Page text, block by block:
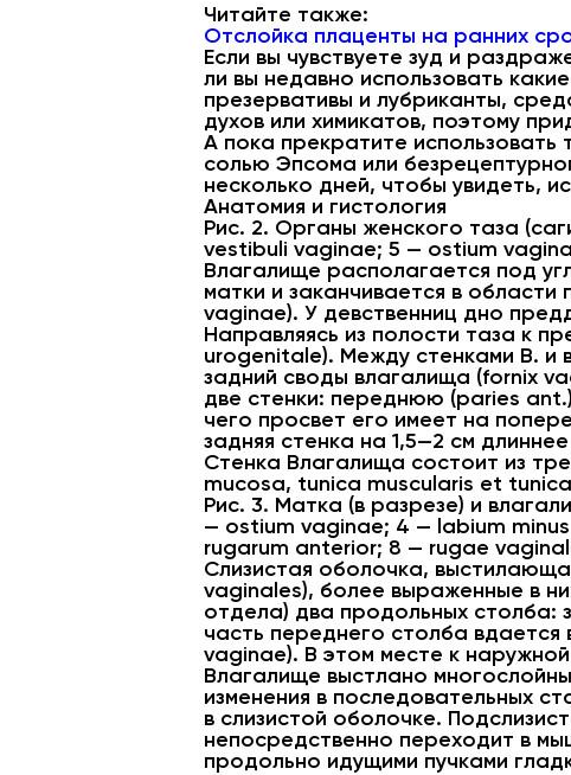
Читайте также:
Отслойка плаценты на ранних
Если вы чувствуете зуд и
ли вы недавно использовать
презервативы и лубриканты,
духов или химикатов, поэтому
А пока прекратите
солью Эпсома или
несколько дней, чтобы увидеть,
Анатомия и гистология
Рис. 2. Органы женского таза
vestibuli vaginae; 5 — ostium
Влагалище располагается под
матки и заканчивается в
vaginae). У девственниц дно
Направляясь из полости таза к
urogenitale). Между стенками В. и
задний своды влагалища (fornix
две стенки: переднюю (paries
чего просвет его имеет на
задняя стенка на 1,5—2 см
Стенка Влагалища состоит из
mucosa, tunica muscularis et
Рис. 3. Матка (в разрезе) и
— ostium vaginae; 4 — labium
rugarum anterior; 8 — rugae
Слизистая оболочка,
vaginales), более выраженные в
отдела) два продольных столба:
часть переднего столба вдается
vaginae). В этом месте к
Влагалище выстлано
изменения в последовательных
в слизистой оболочке.
непосредственно переходит в
продольно идущими пучками